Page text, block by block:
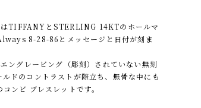
TIFFANYとSTERLING 14KTのホールマ
8-28-86とメッセージと日付が刻ま
ングレービング（彫刻）されていない無刻
ドのコントラストが際立ち、無骨な中にも
ンビ ブレスレットです。